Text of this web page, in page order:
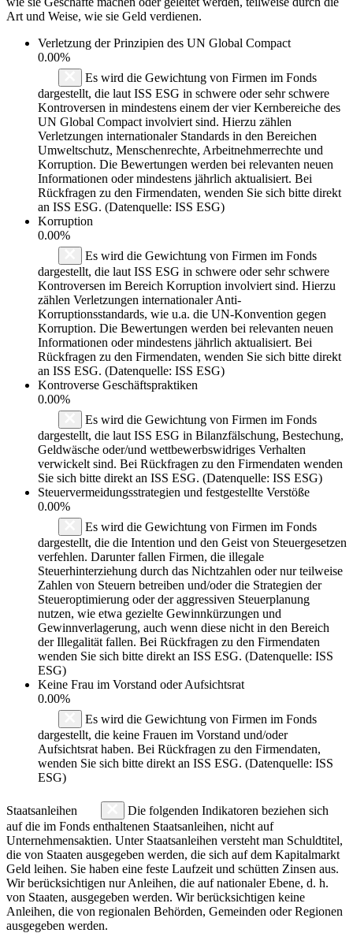
Art und Weise, wie sie Geld verdienen.
Verletzung der Prinzipien des UN Global Compact
0.00%
Es wird die Gewichtung von Firmen im Fonds
dargestellt, die laut ISS ESG in schwere oder sehr schwere
Kontroversen in mindestens einem der vier Kernbereiche des
UN Global Compact involviert sind. Hierzu zählen
Verletzungen internationaler Standards in den Bereichen
Umweltschutz, Menschenrechte, Arbeitnehmerrechte und
Korruption. Die Bewertungen werden bei relevanten neuen
Informationen oder mindestens jährlich aktualisiert. Bei
Rückfragen zu den Firmendaten, wenden Sie sich bitte direkt
an ISS ESG. (Datenquelle: ISS ESG)
Korruption
0.00%
Es wird die Gewichtung von Firmen im Fonds
dargestellt, die laut ISS ESG in schwere oder sehr schwere
Kontroversen im Bereich Korruption involviert sind. Hierzu
zählen Verletzungen internationaler Anti-
Korruptionsstandards, wie u.a. die UN-Konvention gegen
Korruption. Die Bewertungen werden bei relevanten neuen
Informationen oder mindestens jährlich aktualisiert. Bei
Rückfragen zu den Firmendaten, wenden Sie sich bitte direkt
an ISS ESG. (Datenquelle: ISS ESG)
Kontroverse Geschäftspraktiken
0.00%
Es wird die Gewichtung von Firmen im Fonds
dargestellt, die laut ISS ESG in Bilanzfälschung, Bestechung,
Geldwäsche oder/und wettbewerbswidriges Verhalten
verwickelt sind. Bei Rückfragen zu den Firmendaten wenden
Sie sich bitte direkt an ISS ESG. (Datenquelle: ISS ESG)
Steuervermeidungsstrategien und festgestellte Verstöße
0.00%
Es wird die Gewichtung von Firmen im Fonds
dargestellt, die die Intention und den Geist von Steuergesetzen
verfehlen. Darunter fallen Firmen, die illegale
Steuerhinterziehung durch das Nichtzahlen oder nur teilweise
Zahlen von Steuern betreiben und/oder die Strategien der
Steueroptimierung oder der aggressiven Steuerplanung
nutzen, wie etwa gezielte Gewinnkürzungen und
Gewinnverlagerung, auch wenn diese nicht in den Bereich
der Illegalität fallen. Bei Rückfragen zu den Firmendaten
wenden Sie sich bitte direkt an ISS ESG. (Datenquelle: ISS
ESG)
Keine Frau im Vorstand oder Aufsichtsrat
0.00%
Es wird die Gewichtung von Firmen im Fonds
dargestellt, die keine Frauen im Vorstand und/oder
Aufsichtsrat haben. Bei Rückfragen zu den Firmendaten,
wenden Sie sich bitte direkt an ISS ESG. (Datenquelle: ISS
ESG)
Staatsanleihen
Die folgenden Indikatoren beziehen sich
auf die im Fonds enthaltenen Staatsanleihen, nicht auf
Unternehmensaktien. Unter Staatsanleihen versteht man Schuldtitel,
die von Staaten ausgegeben werden, die sich auf dem Kapitalmarkt
Geld leihen. Sie haben eine feste Laufzeit und schütten Zinsen aus.
Wir berücksichtigen nur Anleihen, die auf nationaler Ebene, d. h.
von Staaten, ausgegeben werden. Wir berücksichtigen keine
Anleihen, die von regionalen Behörden, Gemeinden oder Regionen
ausgegeben werden.